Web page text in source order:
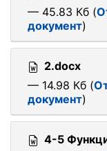
— 45.83 Кб (
документ)
2.docx
— 14.98 Кб (
документ)
4-5